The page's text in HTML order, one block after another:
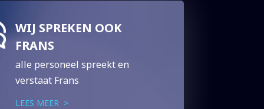
WIJ SPREKEN OOK
FRANS
alle personeel spreekt en
verstaat Frans
LEES MEER >